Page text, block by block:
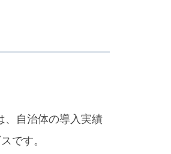
自治体の導入実績
です。